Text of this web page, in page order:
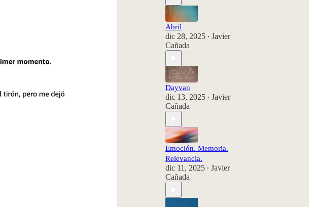
Abril
dic 28, 2025 • Javier
Cañada
Dayvan
dic 13, 2025 • Javier
Cañada
Emoción. Memoria.
Relevancia.
dic 11, 2025 • Javier
Cañada